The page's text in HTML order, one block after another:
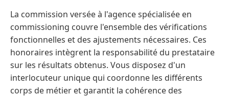
La commission versée à l'agence spécialisée en
commissioning couvre l'ensemble des vérifications
fonctionnelles et des ajustements nécessaires. Ces
honoraires intègrent la responsabilité du prestataire
sur les résultats obtenus. Vous disposez d'un
interlocuteur unique qui coordonne les différents
corps de métier et garantit la cohérence des